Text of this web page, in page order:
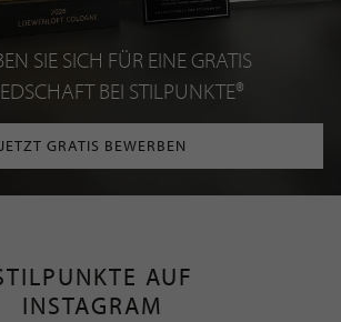
SIE SICH FÜR EINE GRATIS
BEI STILPUNKTE®
JETZT GRATIS BEWERBEN
AUF
INSTAGRAM